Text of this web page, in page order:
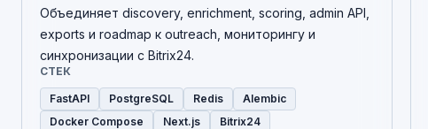
Объединяет discovery, enrichment, scoring, admin API,
exports и roadmap к outreach, мониторингу и
синхронизации с Bitrix24.
СТЕК
FastAPI PostgreSQL Redis
Alembic
Docker Compose
Next.js Bitrix24